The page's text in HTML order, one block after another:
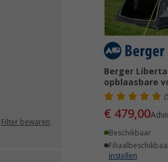
Filter bewaren
Berger
opblaasbare
€ 479,00
Beschikbaar
instellen